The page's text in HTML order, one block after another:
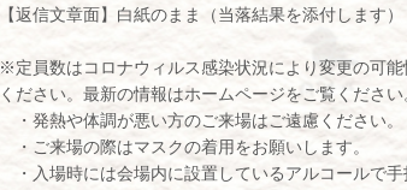
【返信文章面】白紙のまま（当落結果を添付します）
※定員数はコロナウィルス感染状況により変更の可
ください。最新の情報はホームページをご覧ください
・発熱や体調が悪い方のご来場はご遠慮ください。
・ご来場の際はマスクの着用をお願いします。
・入場時には会場内に設置しているアルコールで